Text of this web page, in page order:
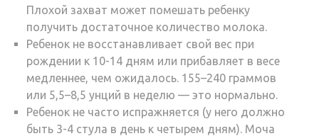
Плохой захват может помешать ребенку
получить достаточное количество молока.
Ребенок не восстанавливает свой вес при
рождении к 10-14 дням или прибавляет в весе
медленнее, чем ожидалось. 155–240 граммов
или 5,5–8,5 унций в неделю — это нормально.
Ребенок не часто испражняется (у него должно
быть 3-4 стула в день к четырем дням). Моча